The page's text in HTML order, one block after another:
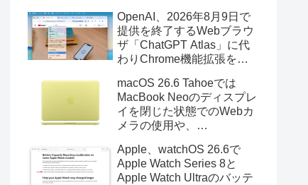
OpenAI、2026年8月9日で
提供を終了するWebブラウ
ザ「ChatGPT Atlas」に代
わりChrome機能拡張をア
画の質問やAsk ChatGPT機
能を追加。
macOS 26.6 Tahoeでは
MacBook Neoのディスプレ
イを閉じた状態でのWebカ
メラの使用や、
利用しMacBook Neoを復元
する際の安定性が向上。
Apple、watchOS 26.6で
Apple Watch Series 8と
Apple Watch Ultraのバッテ